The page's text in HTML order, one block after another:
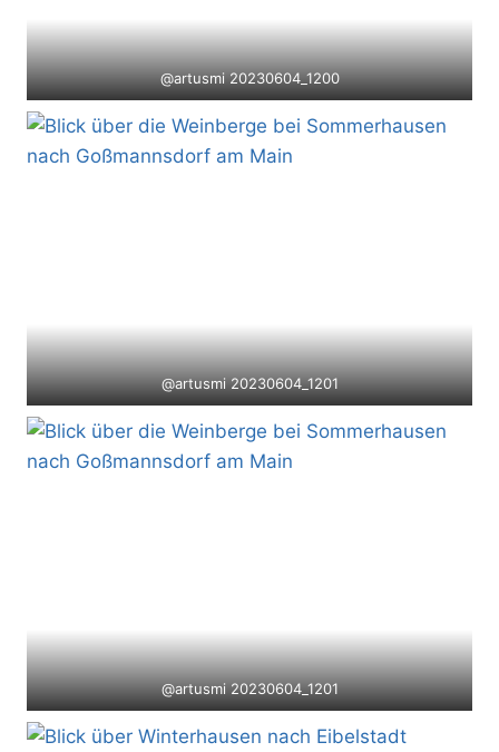
@artusmi 20230604_1200
@artusmi 20230604_1201
@artusmi 20230604_1201